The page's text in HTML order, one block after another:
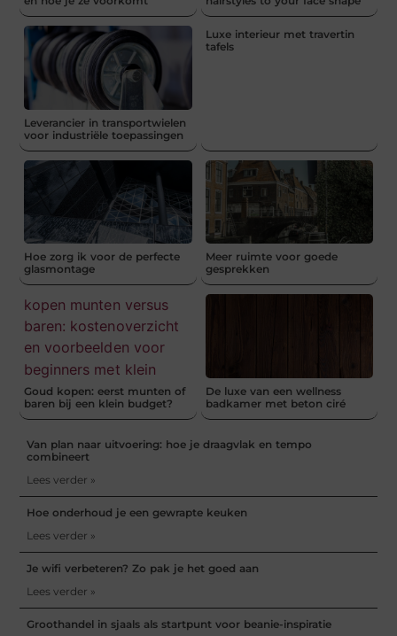
Leverancier in transportwielen
voor industriële toepassingen
Luxe interieur met travertin
tafels
Hoe zorg ik voor de perfecte
glasmontage
Meer ruimte voor goede
gesprekken
Goud kopen: eerst munten of
baren bij een klein budget?
De luxe van een wellness
badkamer met beton ciré
Van plan naar uitvoering: hoe je draagvlak en tempo
combineert
Lees verder »
Hoe onderhoud je een gewrapte keuken
Lees verder »
Je wifi verbeteren? Zo pak je het goed aan
Lees verder »
Groothandel in sjaals als startpunt voor beanie-inspiratie